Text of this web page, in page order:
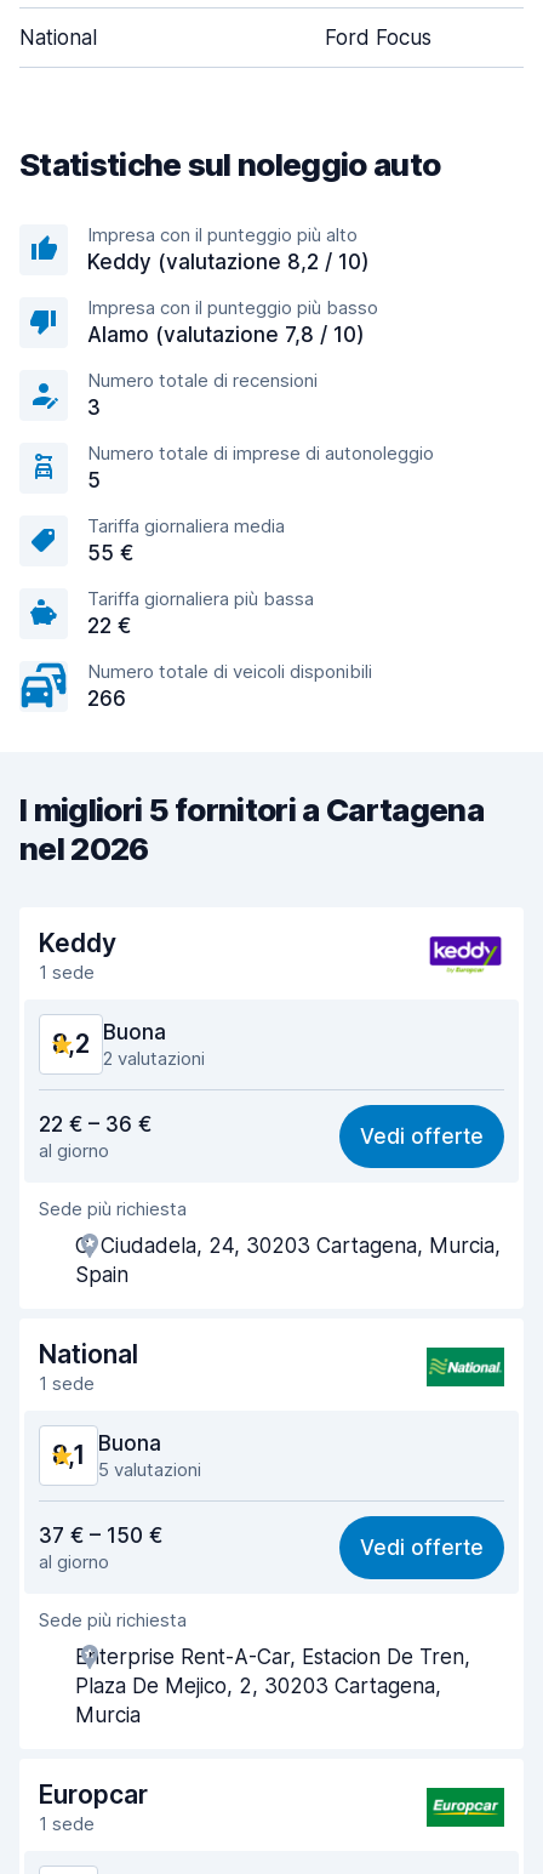
National Ford Focus
Statistiche sul noleggio auto
Impresa con il punteggio più alto
Keddy (valutazione 8,2 / 10)
Impresa con il punteggio più basso
Alamo (valutazione 7,8 / 10)
Numero totale di recensioni
3
Numero totale di imprese di autonoleggio
5
Tariffa giornaliera media
55 €
Tariffa giornaliera più bassa
22 €
Numero totale di veicoli disponibili
266
I migliori 5 fornitori a Cartagena
nel 2026
Keddy
1 sede
8,2 Buona
2 valutazioni
8,2
Facile da trovare 8,2
Gentilezza degli agenti
Rapidità del ritiro
Pulizia del veicolo 8,5
Condizioni dell'auto
22 € – 36 €
al giorno
Vedi offerte
Sede più richiesta
C. Ciudadela, 24, 30203 Cartagena, Murcia,
Spain
National
1 sede
8,1 Buona
5 valutazioni
8,1
Facile da trovare 8,0
Gentilezza degli agenti
Rapidità del ritiro
Rapidità della riconsegna
Pulizia del veicolo 8,4
Condizioni dell'auto
37 € – 150 €
al giorno
Vedi offerte
Sede più richiesta
Enterprise Rent-A-Car, Estacion De Tren,
Plaza De Mejico, 2, 30203 Cartagena,
Murcia
Europcar
1 sede